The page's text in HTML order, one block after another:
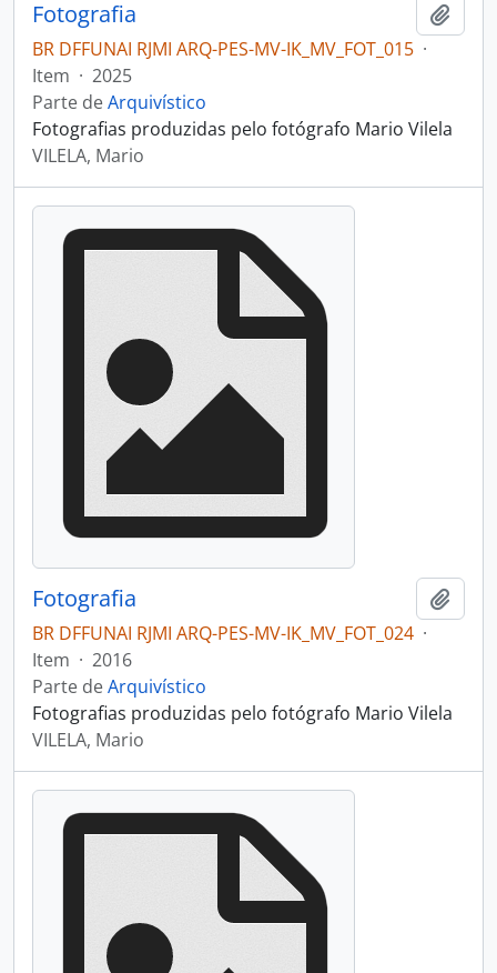
Fotografia
BR DFFUNAI RJMI ARQ-PES-MV-IK_MV_FOT_015 ·
Item · 2025
Parte deArquivístico
Fotografias produzidas pelo fotógrafo Mario Vilela
VILELA, Mario
Fotografia
BR DFFUNAI RJMI ARQ-PES-MV-IK_MV_FOT_024 ·
Item · 2016
Parte deArquivístico
Fotografias produzidas pelo fotógrafo Mario Vilela
VILELA, Mario